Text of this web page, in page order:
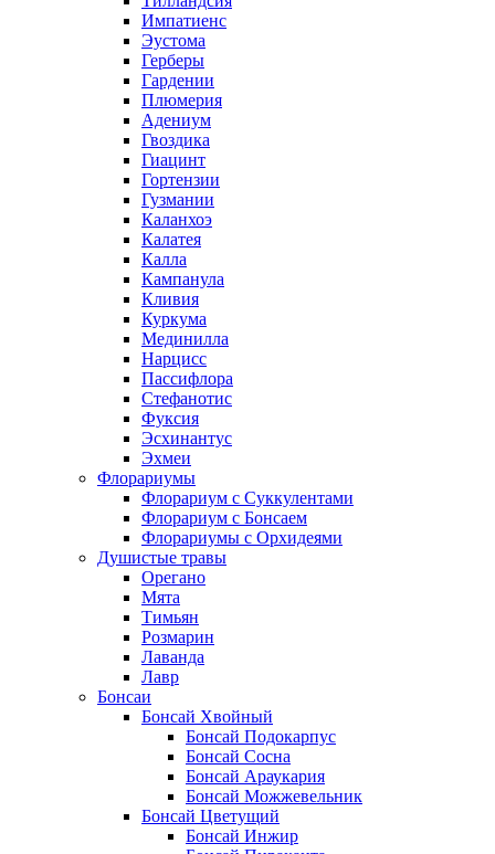
Импатиенс
Эустома
Герберы
Гардении
Плюмерия
Адениум
Гвоздика
Гиацинт
Гортензии
Гузмании
Каланхоэ
Калатея
Калла
Кампанула
Кливия
Куркума
Мединилла
Нарцисс
Пассифлора
Стефанотис
Фуксия
Эсхинантус
Эхмеи
Флорариумы
Флорариум с Суккулентами
Флорариум с Бонсаем
Флорариумы с Орхидеями
Душистые травы
Орегано
Мята
Тимьян
Розмарин
Лаванда
Лавр
Бонсаи
Бонсай Хвойный
Бонсай Подокарпус
Бонсай Сосна
Бонсай Араукария
Бонсай Можжевельник
Бонсай Цветущий
Бонсай Инжир